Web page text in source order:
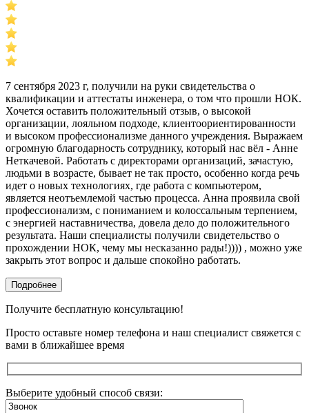
7 сентября 2023 г, получили на руки свидетельства о
квалификации и аттестаты инженера, о том что прошли НОК.
Хочется оставить положительный отзыв, о высокой
организации, лояльном подходе, клиентоориентированности
и высоком профессионализме данного учреждения. Выражаем
огромную благодарность сотруднику, который нас вёл - Анне
Неткачевой. Работать с директорами организаций, зачастую,
людьми в возрасте, бывает не так просто, особенно когда речь
идет о новых технологиях, где работа с компьютером,
является неотъемлемой частью процесса. Анна проявила свой
профессионализм, с пониманием и колоссальным терпением,
с энергией наставничества, довела дело до положительного
результата. Наши специалисты получили свидетельство о
прохождении НОК, чему мы несказанно рады!)))) , можно уже
закрыть этот вопрос и дальше спокойно работать.
Подробнее
Получите бесплатную консультацию!
Просто оставьте номер телефона и наш специалист свяжется с
вами в ближайшее время
Выберите удобный способ связи: